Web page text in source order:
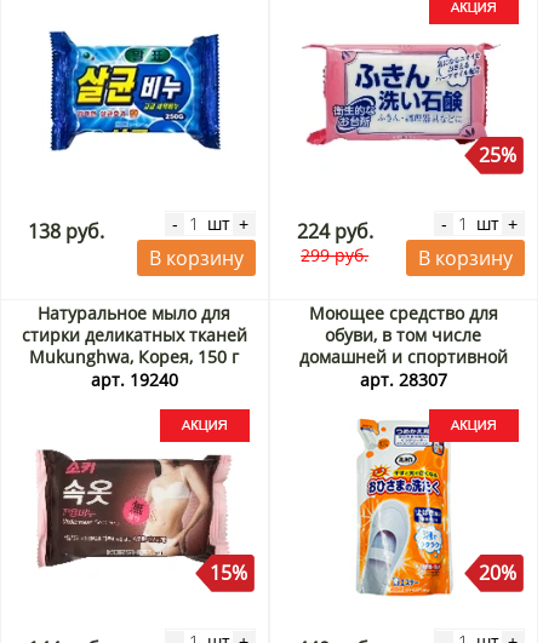
138 руб. - шт +
В корзину
25%
224 руб.
299 руб.
- шт +
В корзину
Натуральное мыло для
стирки деликатных тканей
Mukunghwa, Корея, 150 г
Акция
арт. 19240
15%
Моющее средство для
обуви, в том числе
домашней и спортивной
(сменная упаковка) Эс Ти /
арт. 28307
20%